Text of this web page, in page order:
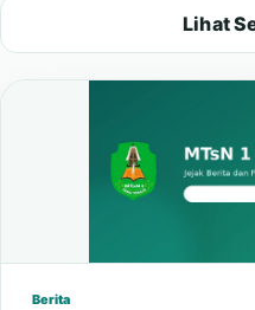
Lihat
Berita